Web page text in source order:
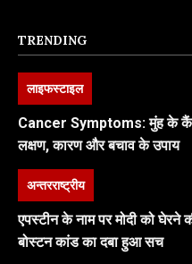
TRENDING
लाइफस्टाइल
Cancer Symptoms: मुंह के
लक्षण, कारण और बचाव के उपाय
अन्तरराष्ट्रीय
एपस्टीन के नाम पर मोदी को घेरने
बोस्टन कांड का दबा हुआ सच